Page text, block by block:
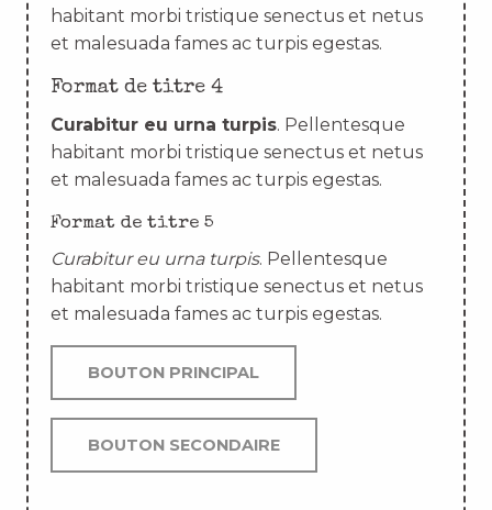
habitant morbi tristique senectus et netus
et malesuada fames ac turpis egestas.
Format de titre 4
Curabitur eu urna turpis. Pellentesque
habitant morbi tristique senectus et netus
et malesuada fames ac turpis egestas.
Format de titre 5
Curabitur eu urna turpis. Pellentesque
habitant morbi tristique senectus et netus
et malesuada fames ac turpis egestas.
BOUTON PRINCIPAL
BOUTON SECONDAIRE